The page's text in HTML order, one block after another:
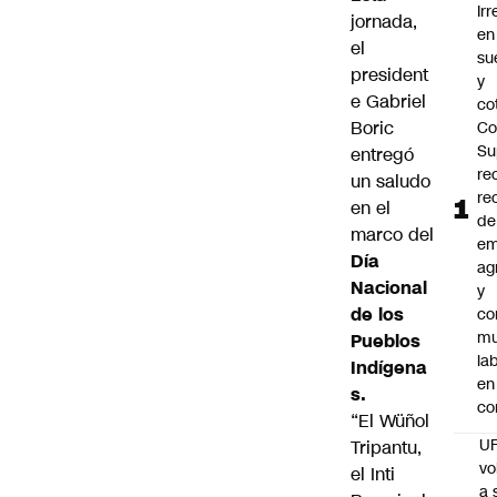
jornada,
el
president
e Gabriel
Boric
entregó
un saludo
en el
marco del
Día
Nacional
de los
Pueblos
Indígena
s.
“El Wüñol
Tripantu,
el Inti
en
y
de
y
a